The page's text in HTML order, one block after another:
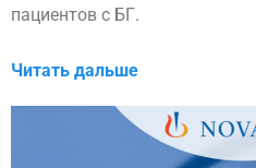
пациентов с БГ.
Читать дальше